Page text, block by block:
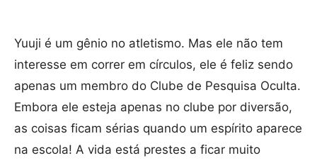
Yuuji é um gênio no atletismo. Mas ele não tem
interesse em correr em círculos, ele é feliz sendo
apenas um membro do Clube de Pesquisa Oculta.
Embora ele esteja apenas no clube por diversão,
as coisas ficam sérias quando um espírito aparece
na escola! A vida está prestes a ficar muito